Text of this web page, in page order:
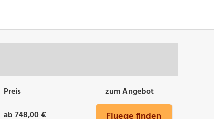
Preis
zum Angebot
ab 748,00 €